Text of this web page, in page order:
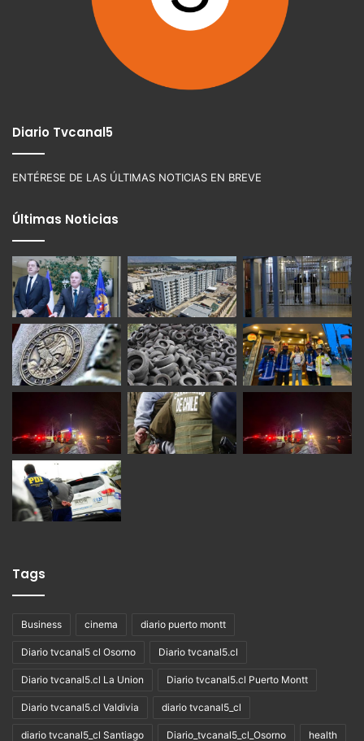
Diario Tvcanal5
ENTÉRESE DE LAS ÚLTIMAS NOTICIAS EN BREVE
Últimas Noticias
Tags
Business cinema diario puerto montt
Diario tvcanal5 cl Osorno Diario tvcanal5.cl
Diario tvcanal5.cl La Union Diario tvcanal5.cl Puerto Montt
Diario tvcanal5.cl Valdivia diario tvcanal5_cl
diario tvcanal5_cl Santiago Diario_tvcanal5_cl_Osorno health